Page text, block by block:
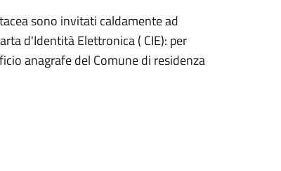
sono invitati caldamente ad
d'Identità Elettronica ( CIE): per
anagrafe del Comune di residenza